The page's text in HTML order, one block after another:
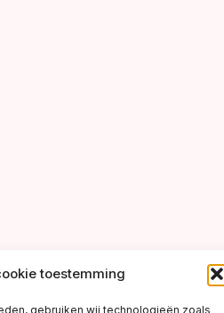
toestemming
gebruiken wij technologieën zoals